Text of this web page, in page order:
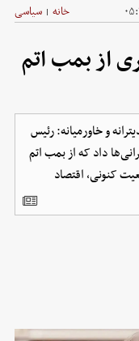
خانه | سیاسی
از بمب اتم
و خاورمیانه: رئیس
داد که از بمب اتم
کنونی، اقتصاد